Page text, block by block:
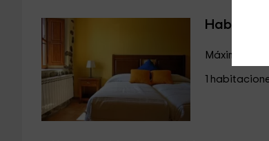
Máximo 2
1